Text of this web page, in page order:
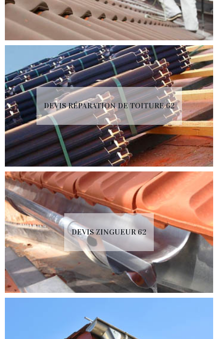
DEVIS RÉPARATION DE TOITURE 62
DEVIS ZINGUEUR 62